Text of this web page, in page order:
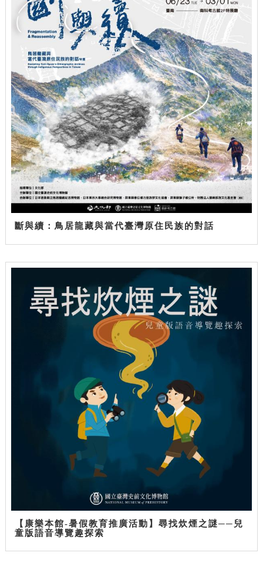
斷與續：鳥居龍藏與當代臺灣原住民族的對話
【康樂本館-暑假教育推廣活動】尋找炊煙之謎──兒
童版語音導覽趣探索